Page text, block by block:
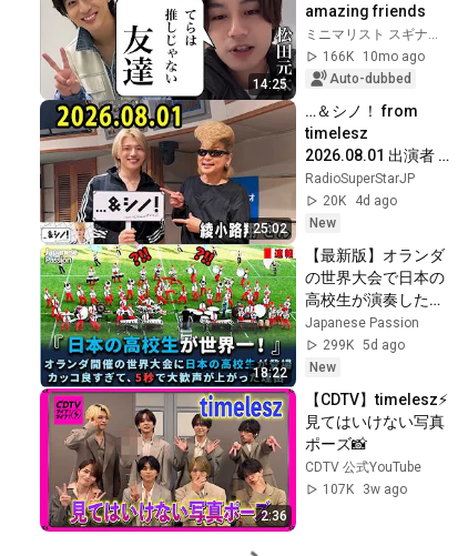
14:25
amazing friends
166K
10mo ago
Auto-dubbed
25:02
…＆シノ！ from
timelesz
2026.08.01 出演者 :
篠塚大輝
（timelesz）x 綾小
路翔 さん
RadioSuperStarJP
20K
4d ago
New
18:22
【最新版】オランダ
の世界大会で日本の
高校生が演奏した
ら、カッコよすぎて
観客がスタンディン
グオベーション！
Japanese Passion
299K 5d ago
New
2:36
【CDTV】timelesz⚡️
見てはいけない写真
ポーズ📸
CDTV 公式YouTube
107K
3w ago